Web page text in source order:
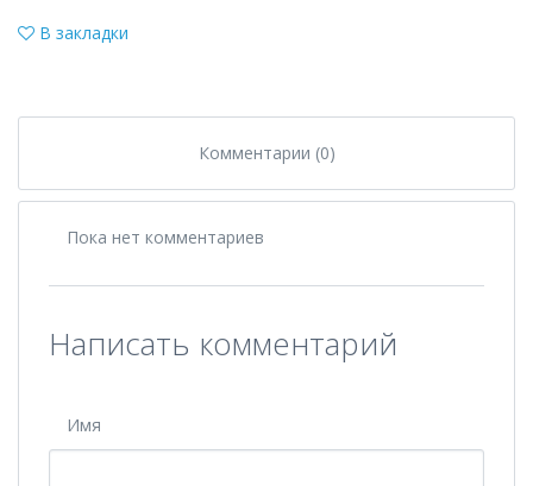
В закладки
Комментарии (0)
Пока нет комментариев
Написать комментарий
Имя